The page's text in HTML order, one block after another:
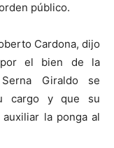
público.
Cardona, dijo
el bien de la
Giraldo se
cargo y que su
la ponga al